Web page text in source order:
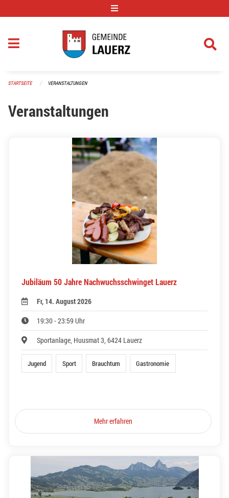
STARTSEITE VERANSTALTUNGEN
Veranstaltungen
Jubiläum 50 Jahre Nachwuchsschwinget Lauerz
Fr, 14. August 2026
19:30 - 23:59 Uhr
Sportanlage, Huusmat 3, 6424 Lauerz
Jugend Sport Brauchtum Gastronomie
Mehr erfahren